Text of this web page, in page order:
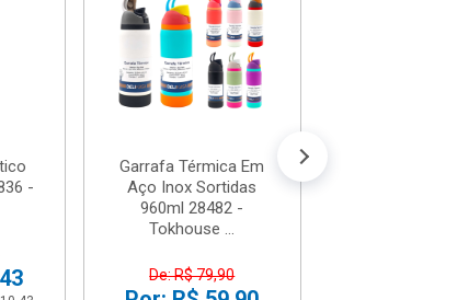
-
Garrafa Térmica Em
Aço Inox Sortidas
960ml 28482 -
Tokhouse ...
De: R$ 79,90